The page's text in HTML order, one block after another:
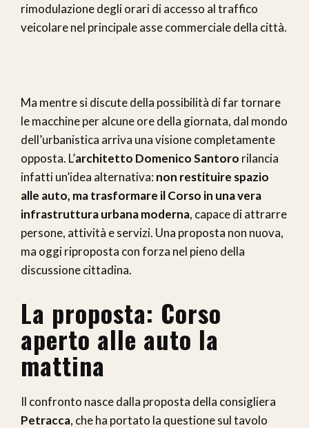
rimodulazione degli orari di accesso al traffico
veicolare nel principale asse commerciale della città.
Ma mentre si discute della possibilità di far tornare
le macchine per alcune ore della giornata, dal mondo
dell’urbanistica arriva una visione completamente
opposta. L’architetto Domenico Santoro rilancia
infatti un’idea alternativa: non restituire spazio
alle auto, ma trasformare il Corso in una vera
infrastruttura urbana moderna, capace di attrarre
persone, attività e servizi. Una proposta non nuova,
ma oggi riproposta con forza nel pieno della
discussione cittadina.
La proposta: Corso
aperto alle auto la
mattina
Il confronto nasce dalla proposta della consigliera
Petracca, che ha portato la questione sul tavolo